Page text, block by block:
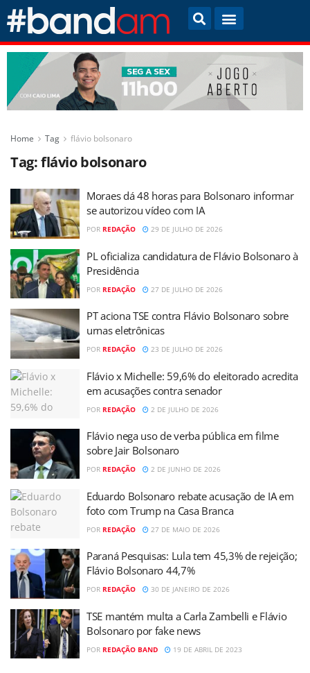
Home Tag flávio bolsonaro
Tag:flávio bolsonaro
Moraes dá 48 horas para Bolsonaro informar
se autorizou vídeo com IA
POR REDAÇÃO 29 DE JULHO DE 2026
PL oficializa candidatura de Flávio Bolsonaro à
Presidência
POR REDAÇÃO 27 DE JULHO DE 2026
PT aciona TSE contra Flávio Bolsonaro sobre
urnas eletrônicas
POR REDAÇÃO 23 DE JULHO DE 2026
Flávio x Michelle: 59,6% do eleitorado acredita
em acusações contra senador
POR REDAÇÃO 2 DE JULHO DE 2026
Flávio nega uso de verba pública em filme
sobre Jair Bolsonaro
POR REDAÇÃO 2 DE JUNHO DE 2026
Eduardo Bolsonaro rebate acusação de IA em
foto com Trump na Casa Branca
POR REDAÇÃO 27 DE MAIO DE 2026
Paraná Pesquisas: Lula tem 45,3% de rejeição;
Flávio Bolsonaro 44,7%
POR REDAÇÃO 30 DE JANEIRO DE 2026
TSE mantém multa a Carla Zambelli e Flávio
Bolsonaro por fake news
POR REDAÇÃO BAND 19 DE ABRIL DE 2023